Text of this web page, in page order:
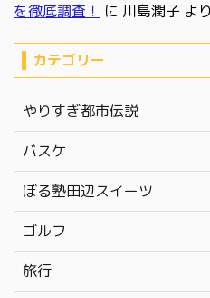
を徹底調査！ に 川島潤子 より
カテゴリー
やりすぎ都市伝説
バスケ
ぼる塾田辺スイーツ
ゴルフ
旅行